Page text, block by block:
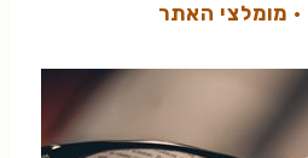
· מומלצי האתר